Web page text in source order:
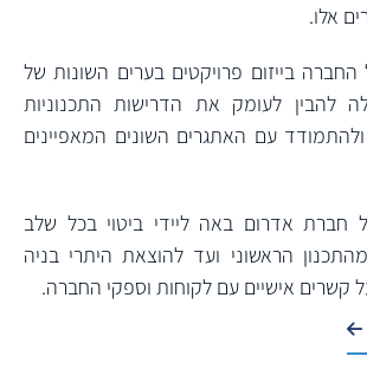
אלו.
החברה בייזום פרויקטים בערים השונות של
להבין לעומק את הדרישות התכנוניות
עם האתגרים השונים המאפיינים
חברת אדרום באה ליידי ביטוי בכל שלב
הראשוני ועד להוצאת היתרי בניה
קשרים אישיים עם לקוחות וספקי החברה.